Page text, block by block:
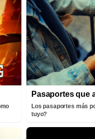
Pasaportes que
Los pasaportes más
tuyo?